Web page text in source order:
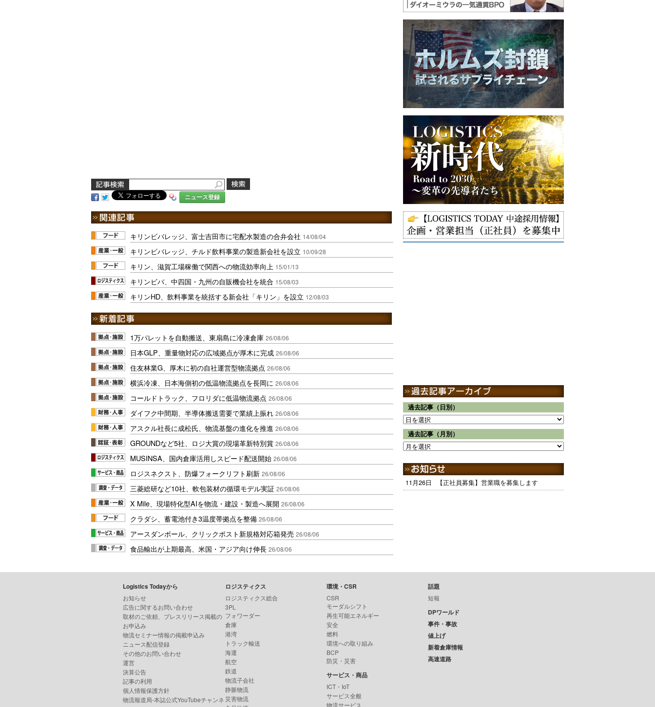
ニュース登録
キリンビバレッジ、富士吉田市に宅配水製造の合弁会社 14/08/04
キリンビバレッジ、チルド飲料事業の製造新会社を設立 10/09/28
キリン、滋賀工場稼働で関西への物流効率向上 15/01/13
キリンビバ、中四国・九州の自販機会社を統合 15/08/03
キリンHD、飲料事業を統括する新会社「キリン」を設立 12/08/03
1万パレットを自動搬送、東扇島に冷凍倉庫 26/08/06
日本GLP、重量物対応の広域拠点が厚木に完成 26/08/06
住友林業G、厚木に初の自社運営型物流拠点 26/08/06
横浜冷凍、日本海側初の低温物流拠点を長岡に 26/08/06
コールドトラック、フロリダに低温物流拠点 26/08/06
ダイフク中間期、半導体搬送需要で業績上振れ 26/08/06
アスクル社長に成松氏、物流基盤の進化を推進 26/08/06
GROUNDなど5社、ロジ大賞の現場革新特別賞 26/08/06
MUSINSA、国内倉庫活用しスピード配送開始 26/08/06
ロジスネクスト、防爆フォークリフト刷新 26/08/06
三菱総研など10社、軟包装材の循環モデル実証 26/08/06
X Mile、現場特化型AIを物流・建設・製造へ展開 26/08/06
クラダシ、蓄電池付き3温度帯拠点を整備 26/08/06
アースダンボール、クリックポスト新規格対応箱発売 26/08/06
食品輸出が上期最高、米国・アジア向け伸長 26/08/06
過去記事（日別）
過去記事（月別）
11月26日 【正社員募集】営業職を募集します
Logistics Todayから
お知らせ
広告に関するお問い合わせ
取材のご依頼、プレスリリース掲載の
お申込み
物流セミナー情報の掲載申込み
ニュース配信登録
その他のお問い合わせ
運営
決算公告
記事の利用
個人情報保護方針
物流報道局-本誌公式YouTubeチャンネ
ロジスティクス
ロジスティクス総合
3PL
フォワーダー
倉庫
港湾
トラック輸送
海運
航空
鉄道
物流子会社
静脈物流
災害物流
環境・CSR
CSR
モーダルシフト
再生可能エネルギー
安全
燃料
環境への取り組み
BCP
防災・災害
サービス・商品
ICT・IoT
サービス全般
物流サービス
話題
短報
DPワールド
事件・事故
値上げ
新着倉庫情報
高速道路